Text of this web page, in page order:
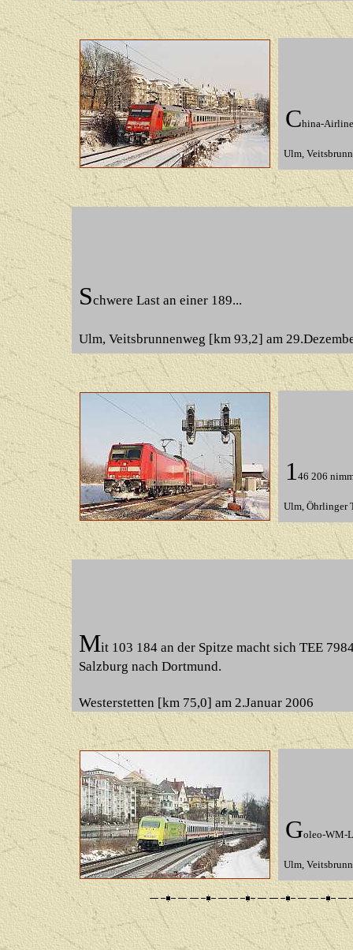
China-
Ulm,
Schwere Last an einer 189...
Ulm, Veitsbrunnenweg [km 93,2] am
1 46 206
Ulm, Öhrlinger
Mit 103 184 an der Spitze macht sich TEE
Salzburg nach Dortmund.
Westerstetten [km 75,0] am 2.Januar 2006
Goleo-WM-
Ulm,